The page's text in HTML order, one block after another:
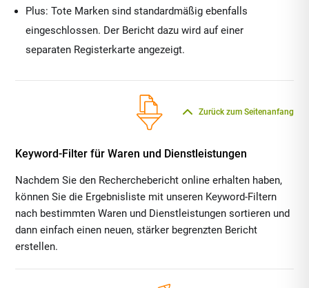
Plus: Tote Marken sind standardmäßig ebenfalls
eingeschlossen. Der Bericht dazu wird auf einer
separaten Registerkarte angezeigt.
Keyword-Filter für Waren und Dienstleistungen
Zurück zum Seitenanfang
Nachdem Sie den Recherchebericht online erhalten haben,
können Sie die Ergebnisliste mit unseren Keyword-Filtern
nach bestimmten Waren und Dienstleistungen sortieren und
dann einfach einen neuen, stärker begrenzten Bericht
erstellen.